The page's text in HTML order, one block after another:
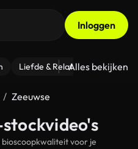
Inloggen
Liefde & Relaties - Fitness
Alles bekijken
Zeeuwse
voor je